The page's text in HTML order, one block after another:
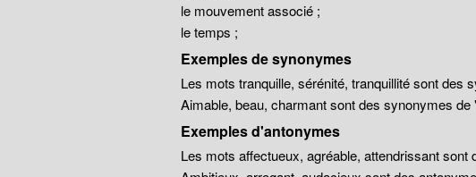
le mouvement associé ;
le temps ;
Exemples de synonymes
Les mots tranquille, sérénité, tranquillité sont des
Aimable, beau, charmant sont des synonymes de
Exemples d'antonymes
Les mots affectueux, agréable, attendrissant sont